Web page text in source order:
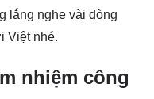
lắng nghe vài dòng
Việt nhé.
nhiệm công